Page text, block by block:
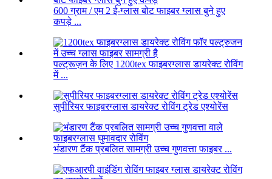
600 ग्राम / एम 2 ई-ग्लास बोट फाइबर ग्लास बुने हुए
कपड़े ...
पल्ट्रूज़न के लिए 1200tex फाइबरग्लास डायरेक्ट रोविंग
में ...
सुपीरियर फाइबरग्लास डायरेक्ट रोविंग ट्रेड एश्योरेंस
भंडारण टैंक प्रबलित सामग्री उच्च गुणवत्ता फाइबर ...